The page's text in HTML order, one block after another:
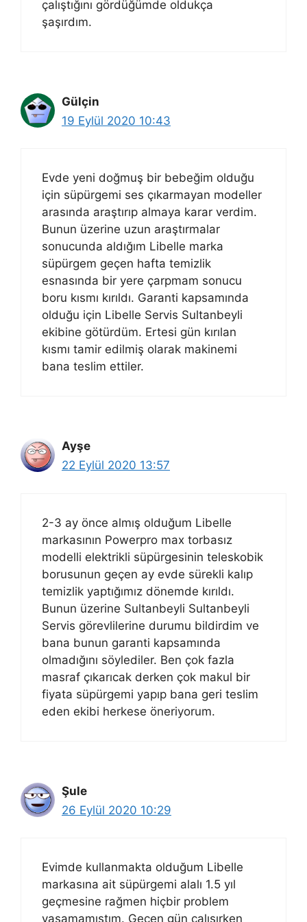
çalıştığını gördüğümde oldukça
şaşırdım.
Gülçin
19 Eylül 2020 10:43
Evde yeni doğmuş bir bebeğim olduğu
için süpürgemi ses çıkarmayan modeller
arasında araştırıp almaya karar verdim.
Bunun üzerine uzun araştırmalar
sonucunda aldığım Libelle marka
süpürgem geçen hafta temizlik
esnasında bir yere çarpmam sonucu
boru kısmı kırıldı. Garanti kapsamında
olduğu için Libelle Servis Sultanbeyli
ekibine götürdüm. Ertesi gün kırılan
kısmı tamir edilmiş olarak makinemi
bana teslim ettiler.
Ayşe
22 Eylül 2020 13:57
2-3 ay önce almış olduğum Libelle
markasının Powerpro max torbasız
modelli elektrikli süpürgesinin teleskobik
borusunun geçen ay evde sürekli kalıp
temizlik yaptığımız dönemde kırıldı.
Bunun üzerine Sultanbeyli Sultanbeyli
Servis görevlilerine durumu bildirdim ve
bana bunun garanti kapsamında
olmadığını söylediler. Ben çok fazla
masraf çıkarıcak derken çok makul bir
fiyata süpürgemi yapıp bana geri teslim
eden ekibi herkese öneriyorum.
Şule
26 Eylül 2020 10:29
Evimde kullanmakta olduğum Libelle
markasına ait süpürgemi alalı 1.5 yıl
geçmesine rağmen hiçbir problem
yaşamamıştım. Geçen gün çalışırken